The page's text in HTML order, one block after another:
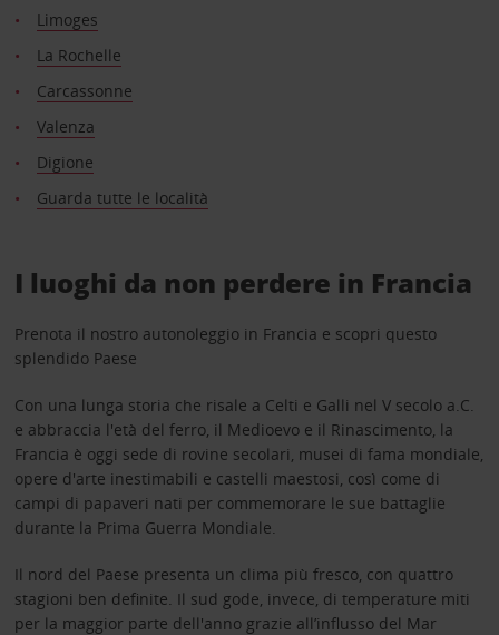
Limoges
La Rochelle
Carcassonne
Valenza
Digione
Guarda tutte le località
I luoghi da non perdere in Francia
Prenota il nostro autonoleggio in Francia e scopri questo
splendido Paese
Con una lunga storia che risale a Celti e Galli nel V secolo a.C.
e abbraccia l'età del ferro, il Medioevo e il Rinascimento, la
Francia è oggi sede di rovine secolari, musei di fama mondiale,
opere d'arte inestimabili e castelli maestosi, così come di
campi di papaveri nati per commemorare le sue battaglie
durante la Prima Guerra Mondiale.
Il nord del Paese presenta un clima più fresco, con quattro
stagioni ben definite. Il sud gode, invece, di temperature miti
per la maggior parte dell'anno grazie all’influsso del Mar